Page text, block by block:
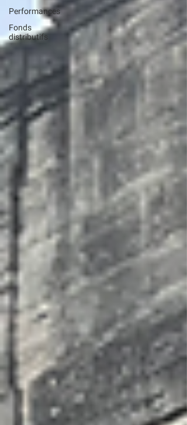
Performances
Fonds
distributifs